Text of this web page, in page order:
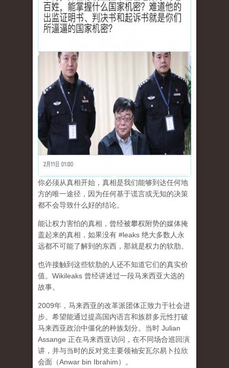
你必须从真相开始，真相是我们能够到达任何地
方的唯一途径，因为任何基于谎言或无知的决策
都不会导致什么好的结论。
能让权力害怕的真相，曾经被攀权附势的媒体掩
盖起来的真相，如果没有 #leaks 绝大多数人永
远都不可能了解到的东西，那就是权力的软肋。
也许接触到这些软肋的人还不知道它们的真实价
值。Wikileaks 曾经讲述过一段马来西亚大选的
故事。
2009年，马来西亚的改革派团体正致力于社会进
步。希望能通过提高国内语言和族群多元性打破
马来西亚政治中僵化的种族划分。当时 Julian
Assange 正在马来西亚访问，在不同场合巡回演
讲，并与当时的反对党主要领袖安瓦尔易卜拉欣
会面（Anwar bin Ibrahim）。